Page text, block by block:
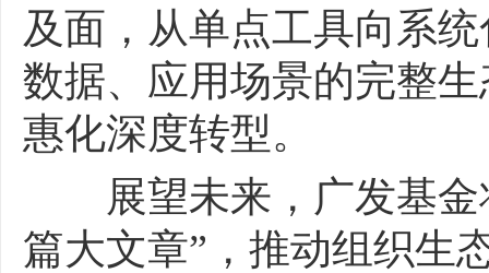
及面，从单点工具向系
数据、应用场景的完整
惠化深度转型。
展望未来，广发基金
篇大文章”，推动组织生